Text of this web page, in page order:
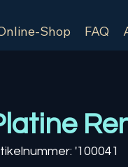
Shop FAQ
Artikelnummer:
'100041
'100041